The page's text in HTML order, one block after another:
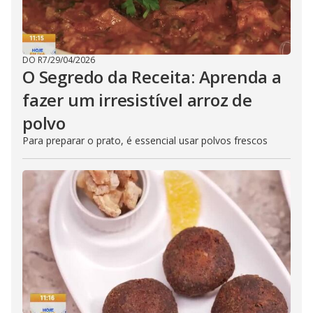
DO R7/29/04/2026
O Segredo da Receita: Aprenda a
fazer um irresistível arroz de
polvo
Para preparar o prato, é essencial usar polvos frescos